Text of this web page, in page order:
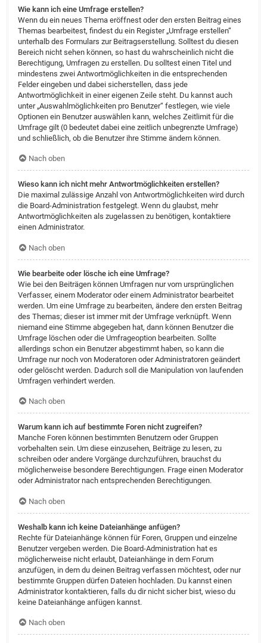
Wie kann ich eine Umfrage erstellen?
Wenn du ein neues Thema eröffnest oder den ersten Beitrag eines
Themas bearbeitest, findest du ein Register „Umfrage erstellen“
unterhalb des Formulars zur Beitragserstellung. Solltest du diesen
Bereich nicht sehen können, so hast du wahrscheinlich nicht die
Berechtigung, Umfragen zu erstellen. Du solltest einen Titel und
mindestens zwei Antwortmöglichkeiten in die entsprechenden
Felder eingeben und dabei sicherstellen, dass jede
Antwortmöglichkeit in einer eigenen Zeile steht. Du kannst auch
unter „Auswahlmöglichkeiten pro Benutzer“ festlegen, wie viele
Optionen ein Benutzer auswählen kann, welches Zeitlimit für die
Umfrage gilt (0 bedeutet dabei eine zeitlich unbegrenzte Umfrage)
und schließlich, ob die Benutzer ihre Stimme ändern können.
Nach oben
Wieso kann ich nicht mehr Antwortmöglichkeiten erstellen?
Die maximal zulässige Anzahl von Antwortmöglichkeiten wird durch
die Board-Administration festgelegt. Wenn du glaubst, mehr
Antwortmöglichkeiten als zugelassen zu benötigen, kontaktiere
einen Administrator.
Nach oben
Wie bearbeite oder lösche ich eine Umfrage?
Wie bei den Beiträgen können Umfragen nur vom ursprünglichen
Verfasser, einem Moderator oder einem Administrator bearbeitet
werden. Um eine Umfrage zu bearbeiten, ändere den ersten Beitrag
des Themas; dieser ist immer mit der Umfrage verknüpft. Wenn
niemand eine Stimme abgegeben hat, dann können Benutzer die
Umfrage löschen oder die Umfrageoption bearbeiten. Sollte
allerdings schon ein Benutzer abgestimmt haben, so kann die
Umfrage nur noch von Moderatoren oder Administratoren geändert
oder gelöscht werden. Dadurch soll die Manipulation von laufenden
Umfragen verhindert werden.
Nach oben
Warum kann ich auf bestimmte Foren nicht zugreifen?
Manche Foren können bestimmten Benutzern oder Gruppen
vorbehalten sein. Um diese einzusehen, Beiträge zu lesen, zu
schreiben oder andere Vorgänge durchzuführen, brauchst du
möglicherweise besondere Berechtigungen. Frage einen Moderator
oder Administrator nach entsprechenden Berechtigungen.
Nach oben
Weshalb kann ich keine Dateianhänge anfügen?
Rechte für Dateianhänge können für Foren, Gruppen und einzelne
Benutzer vergeben werden. Die Board-Administration hat es
möglicherweise nicht erlaubt, Dateianhänge in dem Forum
anzufügen, in dem du deinen Beitrag verfassen möchtest, oder nur
bestimmte Gruppen dürfen Dateien hochladen. Du kannst einen
Administrator kontaktieren, falls du dir nicht sicher bist, wieso du
keine Dateianhänge anfügen kannst.
Nach oben